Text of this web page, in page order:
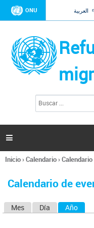
ONU العربية
l
s

Se
usted
Inicio›Calendario›
Calendario de
Mes Día Año